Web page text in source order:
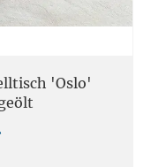
'Oslo'